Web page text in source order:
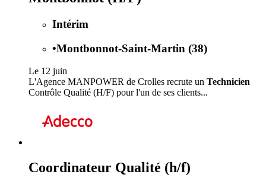
Intérim
•Montbonnot-Saint-Martin (38)
Le 12 juin
L'Agence MANPOWER de Crolles recrute un Technicien
Contrôle Qualité (H/F) pour l'un de ses clients...
Coordinateur Qualité (h/f)